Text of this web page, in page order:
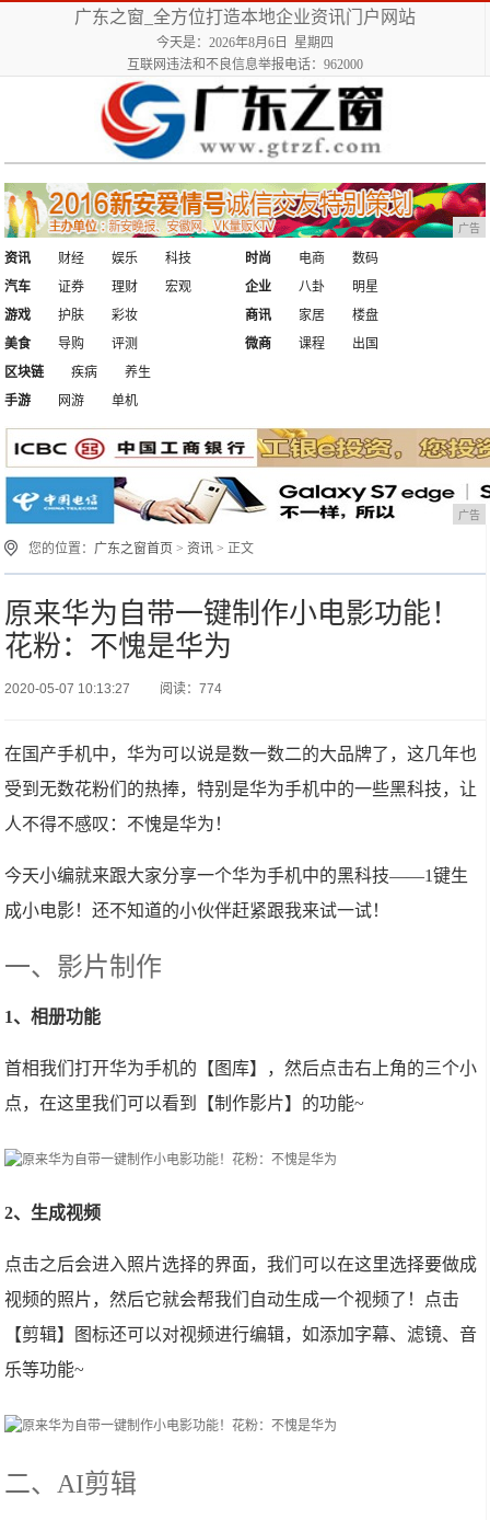
广东之窗_全方位打造本地企业资讯门户网站
今天是：2026年8月6日 星期四
互联网违法和不良信息举报电话：962000
广告
资讯 财经 娱乐
科技
汽车
证券 理财 宏观
时尚 电商
数码
企业
八卦
明星
游戏
护肤
彩妆
美食
导购 评测
商讯 家居
楼盘
微商
课程
出国
区块链
疾病
养生
手游
网游 单机
广告
您的位置： 广东之窗首页 >资讯 > 正文
原来华为自带一键制作小电影功能！
花粉：不愧是华为
2020-05-07 10:13:27 阅读：774
在国产手机中，华为可以说是数一数二的大品牌了，这几年也
受到无数花粉们的热捧，特别是华为手机中的一些黑科技，让
人不得不感叹：不愧是华为！
今天小编就来跟大家分享一个华为手机中的黑科技——1键生
成小电影！还不知道的小伙伴赶紧跟我来试一试！
一、影片制作
1、相册功能
首相我们打开华为手机的【图库】，然后点击右上角的三个小
点，在这里我们可以看到【制作影片】的功能~
2、生成视频
点击之后会进入照片选择的界面，我们可以在这里选择要做成
视频的照片，然后它就会帮我们自动生成一个视频了！点击
【剪辑】图标还可以对视频进行编辑，如添加字幕、滤镜、音
乐等功能~
二、AI剪辑